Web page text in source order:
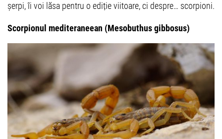
șerpi, îi voi lăsa pentru o ediție viitoare, ci despre… scorpioni.
Scorpionul mediteraneean (Mesobuthus gibbosus)